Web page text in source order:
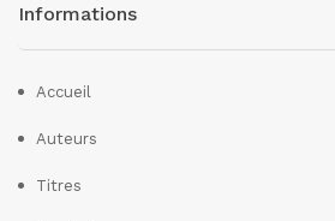
Informations
Accueil
Auteurs
Titres